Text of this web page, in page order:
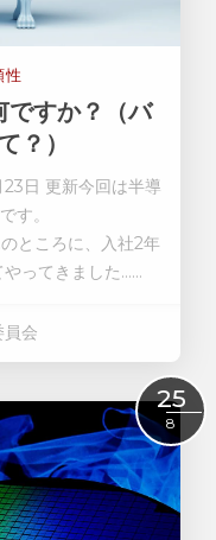
性
ですか？（バ
？）
日 更新今回は半導
す。
ところに、入社2年
ってきました……
員会
25
8